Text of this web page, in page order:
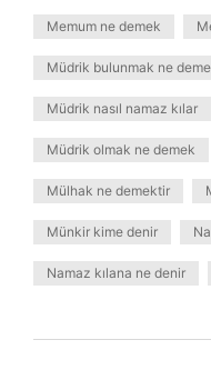
Memum ne demek
Müdrik bulunmak ne
Müdrik nasıl namaz kılar
Müdrik olmak ne demek
Mülhak ne demektir
Münkir kime denir
Namaz kılana ne denir